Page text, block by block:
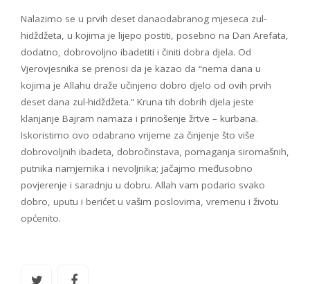
Nalazimo se u prvih deset danaodabranog mjeseca zul-
hidždžeta, u kojima je lijepo postiti, posebno na Dan Arefata,
dodatno, dobrovoljno ibadetiti i činiti dobra djela. Od
Vjerovjesnika se prenosi da je kazao da “nema dana u
kojima je Allahu draže učinjeno dobro djelo od ovih prvih
deset dana zul-hidždžeta.” Kruna tih dobrih djela jeste
klanjanje Bajram namaza i prinošenje žrtve – kurbana.
Iskoristimo ovo odabrano vrijeme za činjenje što više
dobrovoljnih ibadeta, dobročinstava, pomaganja siromašnih,
putnika namjernika i nevoljnika; jačajmo međusobno
povjerenje i saradnju u dobru. Allah vam podario svako
dobro, uputu i berićet u vašim poslovima, vremenu i životu
općenito.